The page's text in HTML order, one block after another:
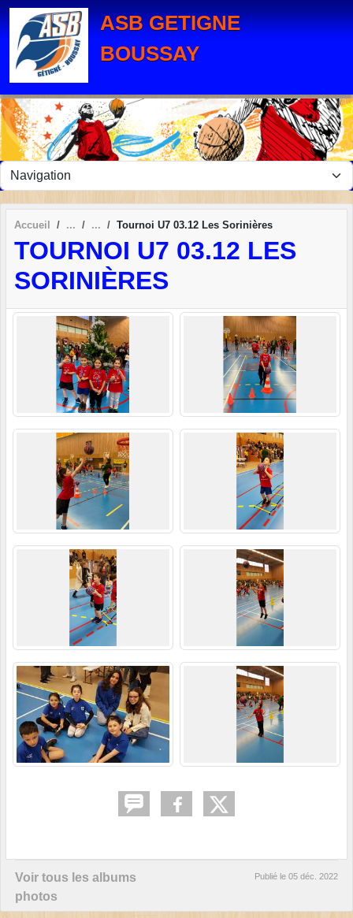
ASB GETIGNE
BOUSSAY
Accueil Tournoi U7 03.12 Les Sorinières
TOURNOI U7 03.12 LES
SORINIÈRES
Voir tous les albums
photos
Publié le 05 déc. 2022
Panneau de gestion des cookies